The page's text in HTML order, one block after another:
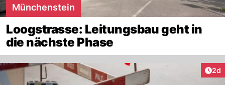
Münchenstein
Loogstrasse: Leitungsbau geht in
die nächste Phase
2d